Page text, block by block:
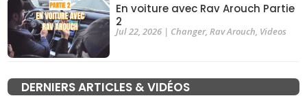
En voiture avec Rav Arouch Partie
2
Jul 22, 2026| Changer, Rav Arouch, Videos
DERNIERS ARTICLES & VIDÉOS